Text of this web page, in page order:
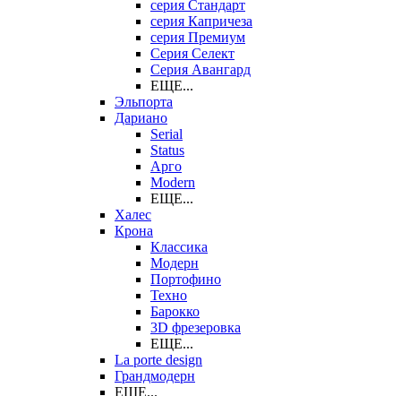
серия Стандарт
серия Капричеза
серия Премиум
Серия Селект
Серия Авангард
ЕЩЕ...
Эльпорта
Дариано
Serial
Status
Арго
Modern
ЕЩЕ...
Халес
Крона
Классика
Модерн
Портофино
Техно
Барокко
3D фрезеровка
ЕЩЕ...
La porte design
Грандмодерн
ЕЩЕ...